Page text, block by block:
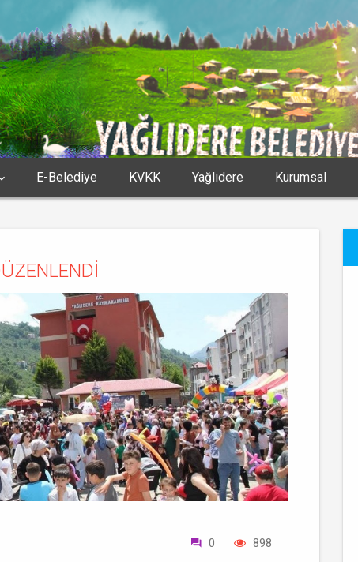
E-Belediye KVKK Yağlıdere Kurumsal
0 898